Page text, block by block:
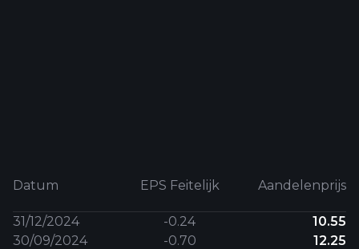
Datum EPS Feitelijk Aandelenprijs
31/12/2024 -0.24
10.55
30/09/2024
-0.70
12.25